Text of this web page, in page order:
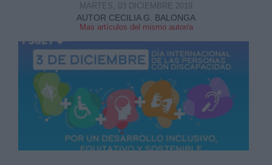
AUTOR CECILIA G. BALONGA
Mas artículos del mismo autor/a
MARTES, 03 DICIEMBRE 2019
Información adicional
link